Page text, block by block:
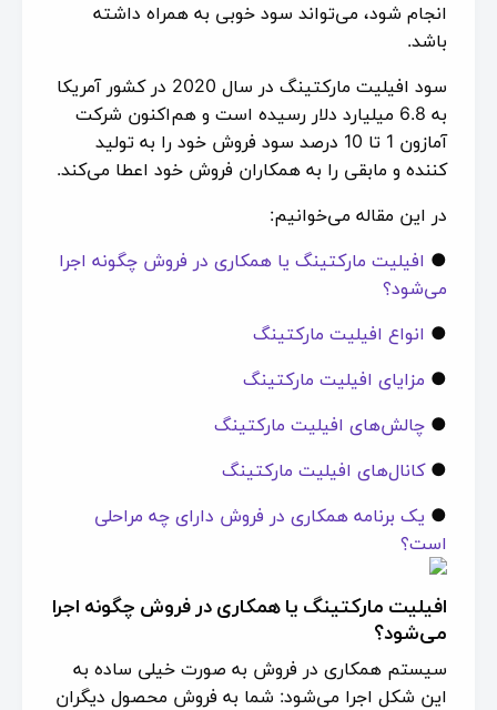
انجام شود، می‌تواند سود خوبی به همراه داشته
باشد.
سود افیلیت مارکتینگ در سال 2020 در کشور آمریکا
به 6.8 میلیارد دلار رسیده است و هم‌اکنون شرکت
آمازون 1 تا 10 درصد سود فروش خود را به تولید
کننده و مابقی را به همکاران فروش خود اعطا می‌کند.
در این مقاله می‌خوانیم:
● افیلیت مارکتینگ یا همکاری در فروش چگونه اجرا
می‌شود؟
● انواع افیلیت مارکتینگ
● مزایای افیلیت مارکتینگ
● چالش‌های افیلیت مارکتینگ
●کانال‌های افیلیت مارکتینگ
● یک برنامه همکاری در فروش دارای چه مراحلی
است؟
افیلیت مارکتینگ یا همکاری در فروش چگونه اجرا
می‌شود؟
سیستم همکاری در فروش به صورت خیلی ساده به
این شکل اجرا می‌شود: شما به فروش محصول دیگران